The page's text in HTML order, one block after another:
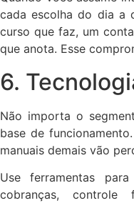
cada escolha do dia a
curso que faz, um
que anota. Esse
6.
Não importa o
base de
manuais demais vão
Use ferramentas
cobranças, controle